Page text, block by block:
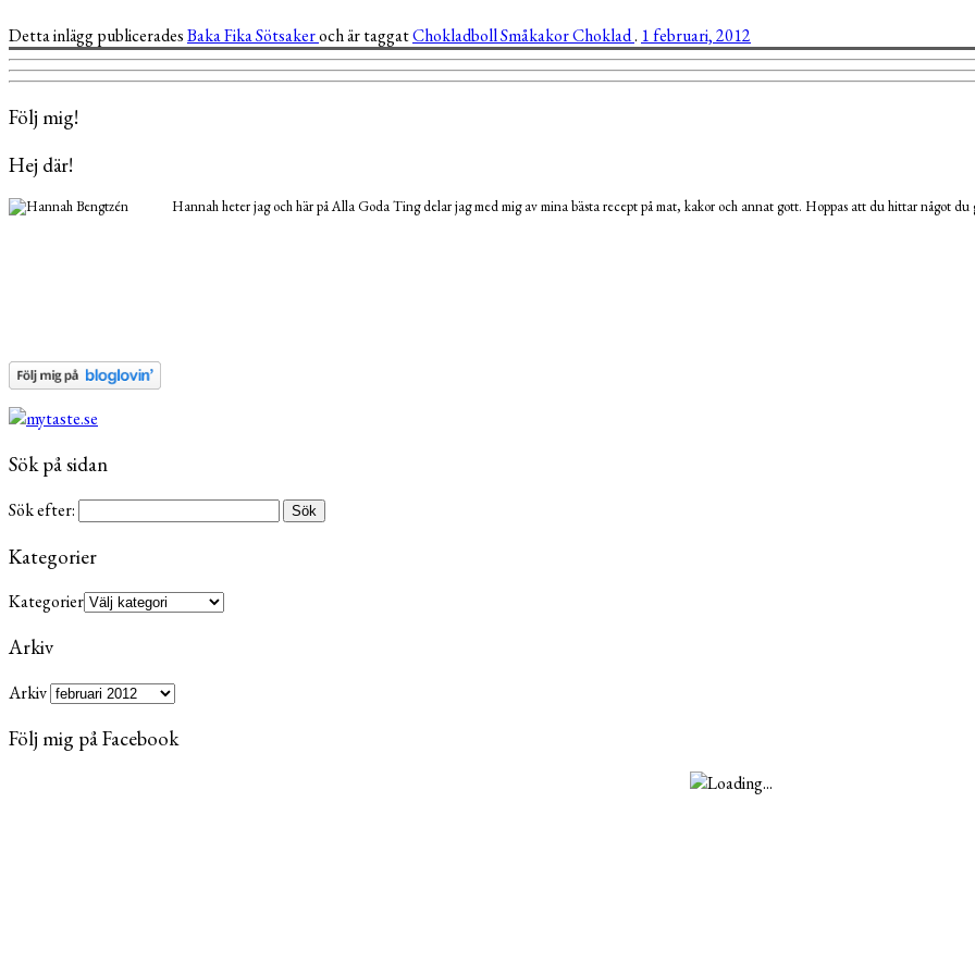
Detta inlägg publiceradesBakaFikaSötsakeroch är taggatChokladbollSmåkakorChoklad. 1 februari, 2012
Följ mig!
Hej där!
Hannah heter jag och här på Alla Goda Ting delar jag med mig av mina bästa recept på mat, kakor och annat gott. Hoppas att du hittar något du
Sök på sidan
Sök efter:
Kategorier
Kategorier
Arkiv
Arkiv
Följ mig på Facebook